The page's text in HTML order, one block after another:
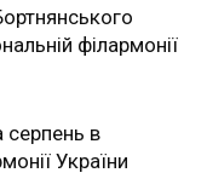
філармонії
серпень в
України